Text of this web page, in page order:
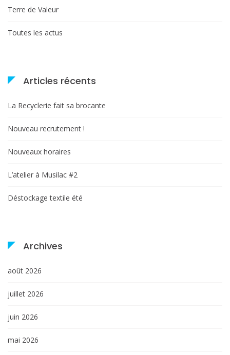
Terre de Valeur
Toutes les actus
Articles récents
La Recyclerie fait sa brocante
Nouveau recrutement !
Nouveaux horaires
L’atelier à Musilac #2
Déstockage textile été
Archives
août 2026
juillet 2026
juin 2026
mai 2026